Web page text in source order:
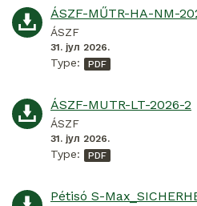
ÁSZF-MŰTR-HA-NM-
ÁSZF
31. јул 2026.
Type:
ÁSZF-MUTR-LT-2026-2
ÁSZF
31. јул 2026.
Type:
Pétisó S-